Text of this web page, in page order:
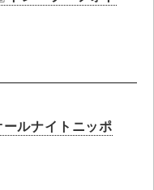
ールナイトニッポ